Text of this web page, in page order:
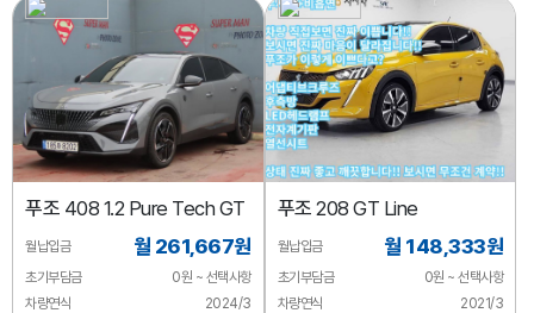
푸조 408 1.2 Pure Tech GT
월납입금 월 261,667원
초기부담금
0원 ~ 선택사항
차량연식
2024/3
푸조 208 GT Line
월납입금 월 148,333원
초기부담금
0원 ~ 선택사항
차량연식
2021/3